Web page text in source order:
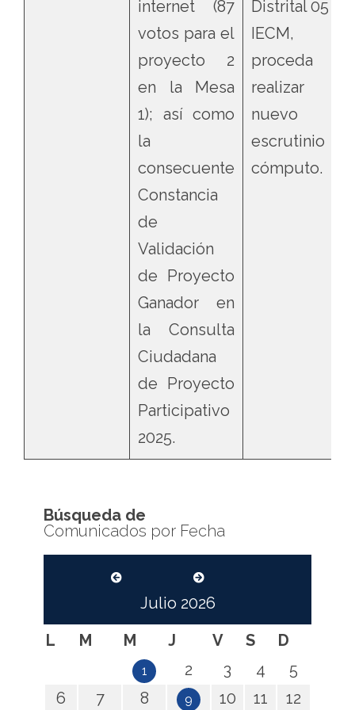
internet (87
votos para el
proyecto 2
en la Mesa
1); así como
la
consecuente
Constancia
de
Validación
de Proyecto
Ganador en
la Consulta
Ciudadana
de Proyecto
Participativo
2025.
Distrital 05
IECM,
proceda
realizar
nuevo
escrutinio
cómputo.
Búsqueda de
Comunicados por Fecha
Julio 2026
L
M M J V S D
1 2 3 4
5
6
7 8 9 10 11
12